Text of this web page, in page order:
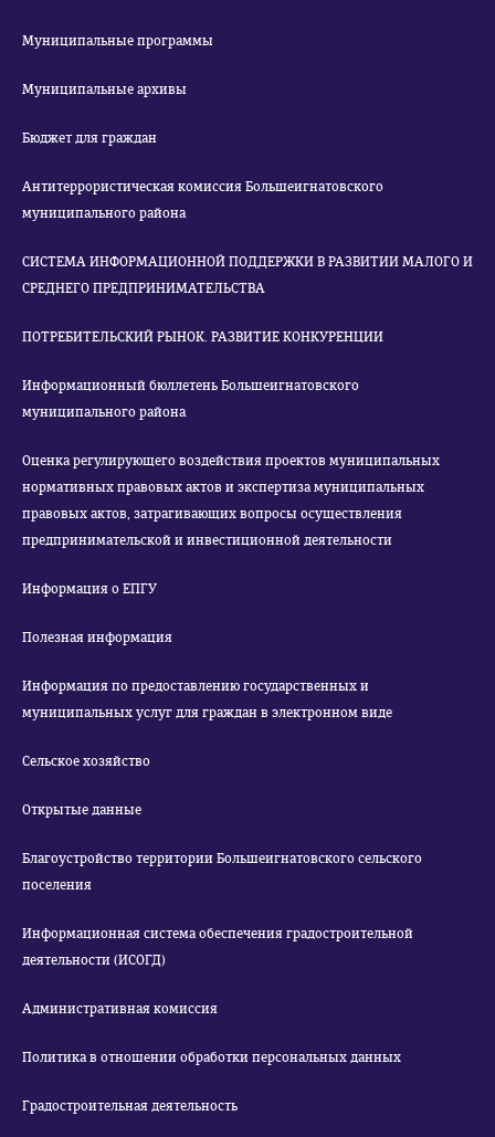
Муниципальные программы
Муниципальные архивы
Бюджет для граждан
Антитеррористическая комиссия Большеигнатовского
муниципального района
СИСТЕМА ИНФОРМАЦИОННОЙ ПОДДЕРЖКИ В РАЗВИТИИ МАЛОГО И
СРЕДНЕГО ПРЕДПРИНИМАТЕЛЬСТВА
ПОТРЕБИТЕЛЬСКИЙ РЫНОК. РАЗВИТИЕ КОНКУРЕНЦИИ
Информационный бюллетень Большеигнатовского
муниципального района
Оценка регулирующего воздействия проектов муниципальных
нормативных правовых актов и экспертиза муниципальных
правовых актов, затрагивающих вопросы осуществления
предпринимательской и инвестиционной деятельности
Информация о ЕПГУ
Полезная информация
Информация по предоставлению государственных и
муниципальных услуг для граждан в электронном виде
Сельское хозяйство
Открытые данные
Благоустройство территории Большеигнатовского сельского
поселения
Информационная система обеспечения градостроительной
деятельности (ИСОГД)
Административная комиссия
Политика в отношении обработки персональных данных
Градостроительная деятельность